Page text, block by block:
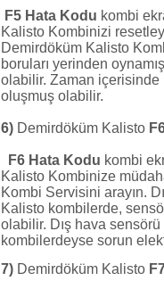
F5 Hata Kodu kombi
Kalisto Kombinizi
Demirdöküm Kalisto
boruları yerinden
olabilir. Zaman
oluşmuş olabilir.
6) Demirdöküm Kalisto
F6 Hata Kodu kombi
Kalisto Kombinize
Kombi Servisini arayın.
Kalisto kombilerde,
olabilir. Dış hava
kombilerdeyse sorun
7) Demirdöküm Kalisto